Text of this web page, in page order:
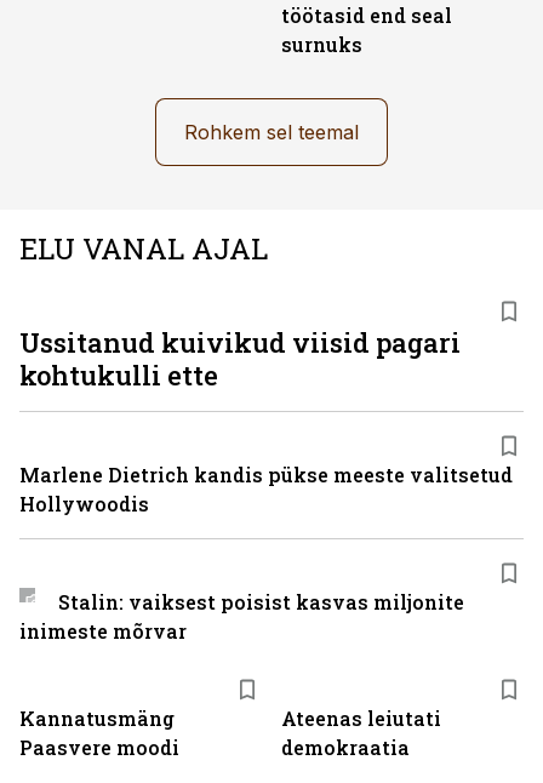
töötasid end seal
surnuks
Rohkem sel teemal
ELU VANAL AJAL
Kannatusmäng
Paasvere moodi
Ateenas leiutati
demokraatia
Ussitanud kuivikud viisid pagari
kohtukulli ette
Marlene Dietrich kandis pükse meeste valitsetud
Hollywoodis
Stalin: vaiksest poisist kasvas miljonite
inimeste mõrvar